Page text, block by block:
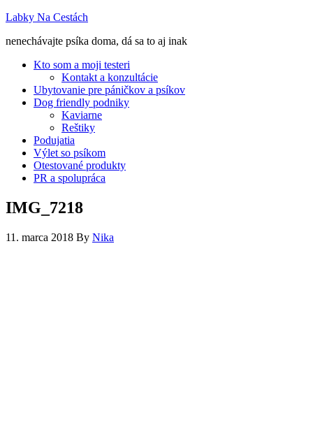
Labky Na Cestách
nenechávajte psíka doma, dá sa to aj inak
Kto som a moji testeri
Kontakt a konzultácie
Ubytovanie pre páničkov a psíkov
Dog friendly podniky
Kaviarne
Reštiky
Podujatia
Výlet so psíkom
Otestované produkty
PR a spolupráca
IMG_7218
11. marca 2018 By Nika